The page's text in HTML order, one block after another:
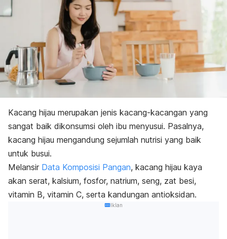
Kacang hijau merupakan jenis kacang-kacangan yang
sangat baik dikonsumsi oleh ibu menyusui. Pasalnya,
kacang hijau mengandung sejumlah nutrisi yang baik
untuk busui.
Melansir Data Komposisi Pangan, kacang hijau kaya
akan serat, kalsium, fosfor, natrium, seng, zat besi,
vitamin B, vitamin C, serta kandungan antioksidan.
Iklan